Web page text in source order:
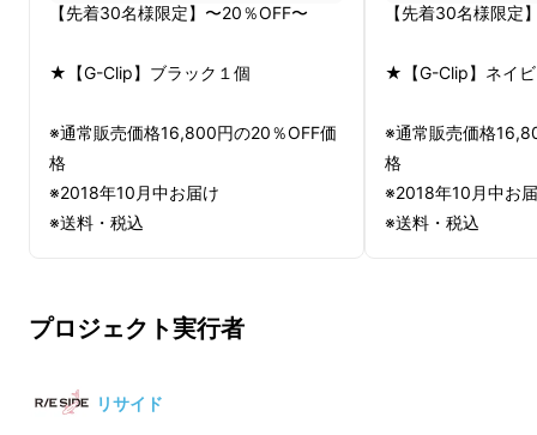
らない！
結局別でカードケースやコインケースを持って
しまう、そんな方多いのではないでしょうか？
【先着30名様限定】〜20％OFF〜
★【G-Clip】ブラック１個
※通常販売価格16,800円の20％OFF価
格
※2018年10月中お届け
※送料・税込
【先着30名様限定
★【G-Clip】ネイ
※通常販売価格
格
※2018年10月中お
※送料・税込
プロジェクト実行者
リサイド